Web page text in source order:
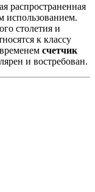
распространенная
использованием.
столетия и
к классу
счетчик
и востребован.